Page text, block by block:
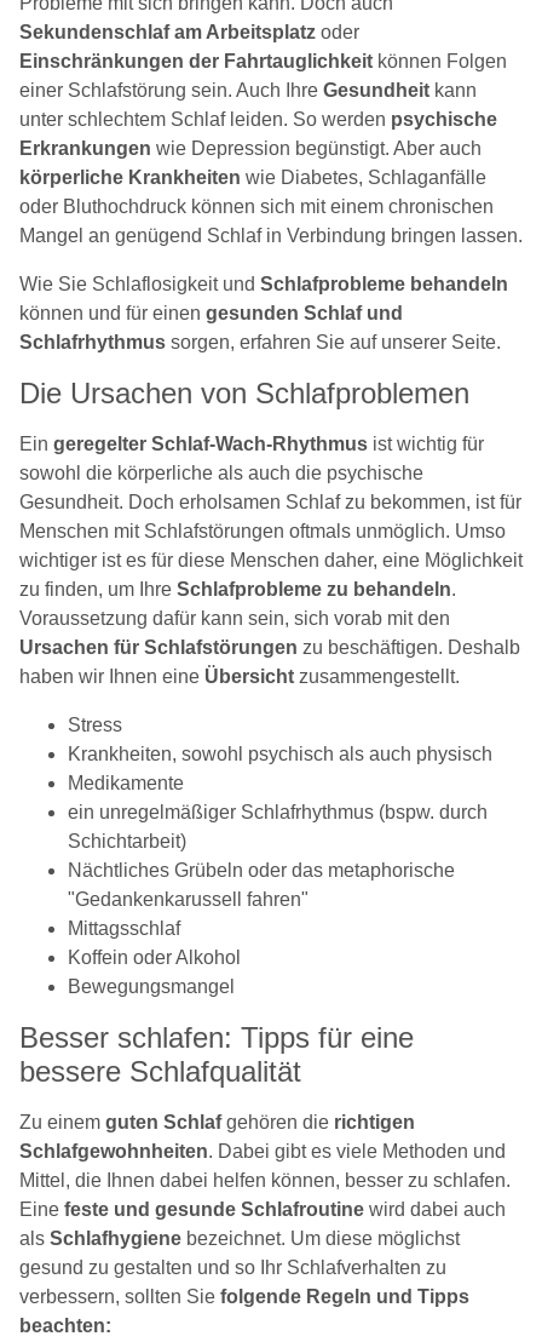
Sekundenschlaf am Arbeitsplatz oder
Einschränkungen der Fahrtauglichkeit können Folgen
einer Schlafstörung sein. Auch Ihre Gesundheit kann
unter schlechtem Schlaf leiden. So werden psychische
Erkrankungen wie Depression begünstigt. Aber auch
körperliche Krankheiten wie Diabetes, Schlaganfälle
oder Bluthochdruck können sich mit einem chronischen
Mangel an genügend Schlaf in Verbindung bringen lassen.
Wie Sie Schlaflosigkeit und Schlafprobleme behandeln
können und für einen gesunden Schlaf und
Schlafrhythmus sorgen, erfahren Sie auf unserer Seite.
Die Ursachen von Schlafproblemen
Ein geregelter Schlaf-Wach-Rhythmus ist wichtig für
sowohl die körperliche als auch die psychische
Gesundheit. Doch erholsamen Schlaf zu bekommen, ist für
Menschen mit Schlafstörungen oftmals unmöglich. Umso
wichtiger ist es für diese Menschen daher, eine Möglichkeit
zu finden, um Ihre Schlafprobleme zu behandeln.
Voraussetzung dafür kann sein, sich vorab mit den
Ursachen für Schlafstörungen zu beschäftigen. Deshalb
haben wir Ihnen eine Übersicht zusammengestellt.
Stress
Krankheiten, sowohl psychisch als auch physisch
Medikamente
ein unregelmäßiger Schlafrhythmus (bspw. durch
Schichtarbeit)
Nächtliches Grübeln oder das metaphorische
"Gedankenkarussell fahren"
Mittagsschlaf
Koffein oder Alkohol
Bewegungsmangel
Besser schlafen: Tipps für eine
bessere Schlafqualität
Zu einem guten Schlafgehören die richtigen
Schlafgewohnheiten. Dabei gibt es viele Methoden und
Mittel, die Ihnen dabei helfen können, besser zu schlafen.
Eine feste und gesunde Schlafroutine wird dabei auch
als Schlafhygiene bezeichnet. Um diese möglichst
gesund zu gestalten und so Ihr Schlafverhalten zu
verbessern, sollten Sie folgende Regeln und Tipps
beachten: